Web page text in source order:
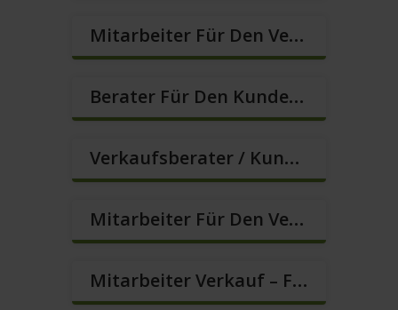
Mitarbeiter Für Den Verkauf / Vertrieb (m/w/d)
Berater Für Den Kundenservice (m/w/d)
Verkaufsberater / Kundenberater (m/w/d)
Mitarbeiter Für Den Verkauf – Quereinstieg Möglich (m/w/d)
Mitarbeiter Verkauf – Festanstellung (m/w/d)